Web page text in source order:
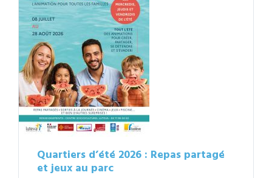
Quartiers d’été 2026 : Repas partagé
et jeux au parc